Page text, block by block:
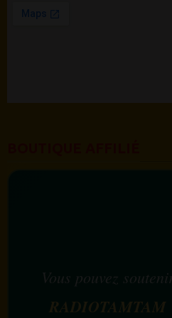
Vous pouvez soutenir
RADIOTAMTAM